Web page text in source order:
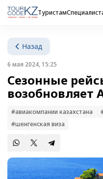
Туристам
Назад
6 мая 2024, 15:25
Сезонные
возобновляет
#авиакомпании казахстана
#шенгенская виза